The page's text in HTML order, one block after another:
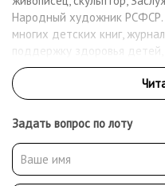
Народный художник РСФСР.
многих детских книг,
поддержку здоровья
войны — патриотические
природу, по ним школьники
Государственного
работы художника
областной картинной
краеведческом музее
краеведческом музее
Задать вопрос по лоту